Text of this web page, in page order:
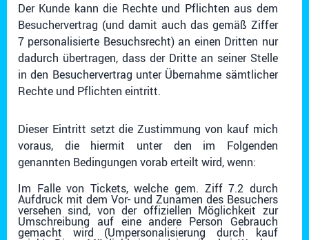
Der Kunde kann die Rechte und Pflichten aus dem
Besuchervertrag (und damit auch das gemäß Ziffer
7 personalisierte Besuchsrecht) an einen Dritten nur
dadurch übertragen, dass der Dritte an seiner Stelle
in den Besuchervertrag unter Übernahme sämtlicher
Rechte und Pflichten eintritt.
Dieser Eintritt setzt die Zustimmung von kauf mich
voraus, die hiermit unter den im Folgenden
genannten Bedingungen vorab erteilt wird, wenn:
Im Falle von Tickets, welche gem. Ziff 7.2 durch
Aufdruck mit dem Vor- und Zunamen des Besuchers
versehen sind, von der offiziellen Möglichkeit zur
Umschreibung auf eine andere Person Gebrauch
gemacht wird (Umpersonalisierung durch kauf